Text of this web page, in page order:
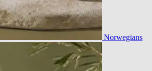
Norwegians